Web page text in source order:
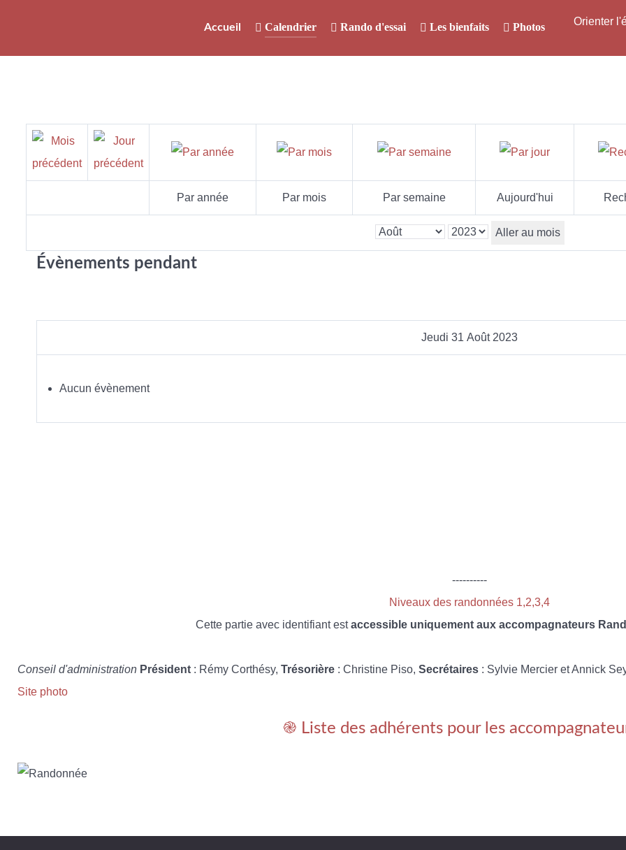
Accueil Calendrier Rando d'essai Les bienfaits Photos Orienter
Par année Par mois Par semaine Aujourd'hui
Aller au mois
Évènements pendant
Jeudi 31 Août 2023
Aucun évènement
----------
Niveaux des randonnées 1,2,3,4
Cette partie avec identifiant estaccessible uniquement aux accompagnateurs
Conseil d'administration Président : Rémy Corthésy, Trésorière : Christine Piso, Secrétaires : Sylvie Mercier et Annick
Site photo
֎ Liste des adhérents pour les